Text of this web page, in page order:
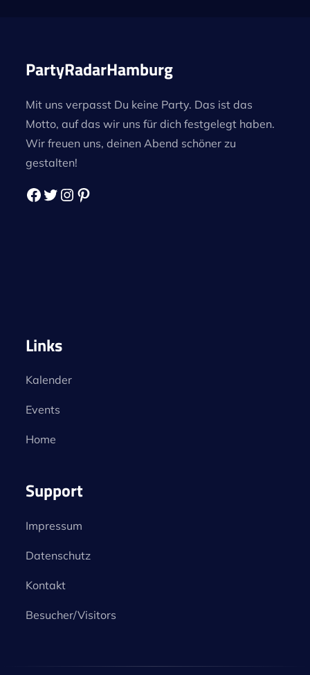
PartyRadarHamburg
Mit uns verpasst Du keine Party. Das ist das
Motto, auf das wir uns für dich festgelegt haben.
Wir freuen uns, deinen Abend schöner zu
gestalten!
Links
Kalender
Events
Home
Support
Impressum
Datenschutz
Kontakt
Besucher/Visitors